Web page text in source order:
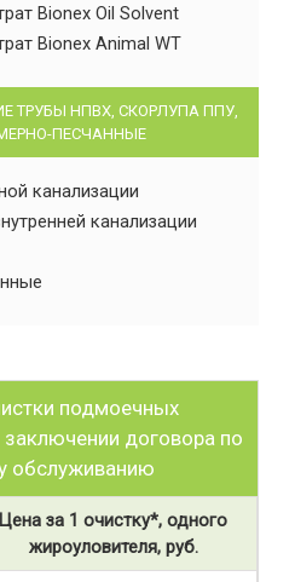
Bionex Oil Solvent
Bionex Animal WT
ТРУБЫ НПВХ, СКОРЛУПА ППУ,
ПЕСЧАННЫЕ
канализации
канализации
подмоечных
договора по
обслуживанию
Цена за 1 очистку*, одного
жироуловителя, руб.